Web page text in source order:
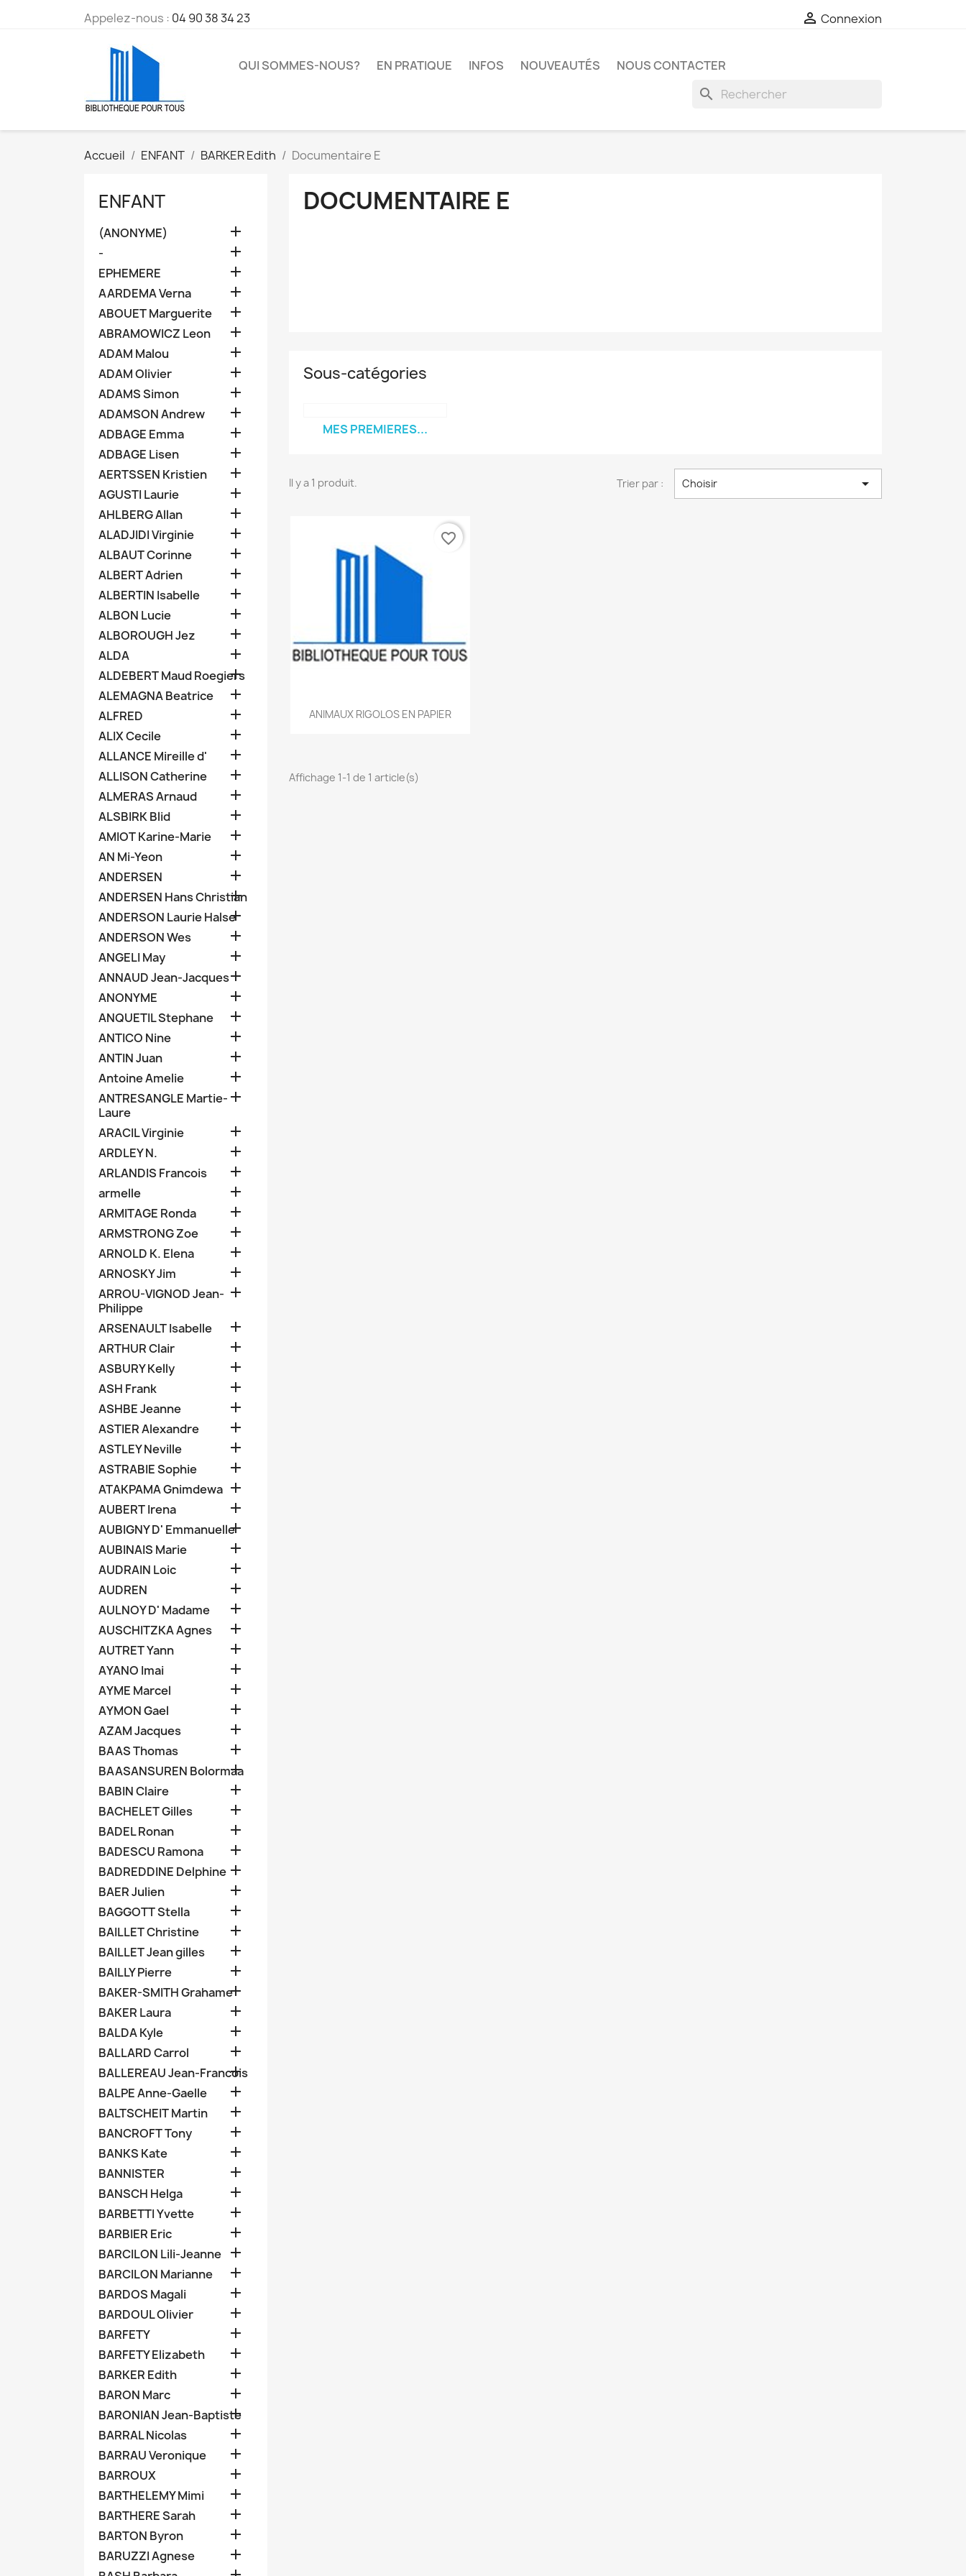
Appelez-nous : 04 90 38 34 23  Connexion
QUI SOMMES-NOUS? EN PRATIQUE INFOS NOUVEAUTÉS NOUS CONTACTER
search
Accueil ENFANT BARKER Edith Documentaire E
ENFANT
(ANONYME) 
- 
EPHEMERE 
AARDEMA Verna 
ABOUET Marguerite 
ABRAMOWICZ Leon 
ADAM Malou 
ADAM Olivier 
ADAMS Simon 
ADAMSON Andrew 
ADBAGE Emma 
ADBAGE Lisen 
AERTSSEN Kristien 
AGUSTI Laurie 
AHLBERG Allan 
ALADJIDI Virginie 
ALBAUT Corinne 
ALBERT Adrien 
ALBERTIN Isabelle 
ALBON Lucie 
ALBOROUGH Jez 
ALDA 
ALDEBERT Maud Roegiers

ALEMAGNA Beatrice 
ALFRED 
ALIX Cecile 
ALLANCE Mireille d' 
ALLISON Catherine 
ALMERAS Arnaud 
ALSBIRK Blid 
AMIOT Karine-Marie 
AN Mi-Yeon 
ANDERSEN 
ANDERSEN Hans Christian

ANDERSON Laurie Halse

ANDERSON Wes 
ANGELI May 
ANNAUD Jean-Jacques
ANONYME 
ANQUETIL Stephane 
ANTICO Nine 
ANTIN Juan 
Antoine Amelie 
ANTRESANGLE Martie-
Laure

ARACIL Virginie 
ARDLEY N. 
ARLANDIS Francois 
armelle 
ARMITAGE Ronda 
ARMSTRONG Zoe 
ARNOLD K. Elena 
ARNOSKY Jim 
ARROU-VIGNOD Jean-
Philippe

ARSENAULT Isabelle 
ARTHUR Clair 
ASBURY Kelly 
ASH Frank 
ASHBE Jeanne 
ASTIER Alexandre 
ASTLEY Neville 
ASTRABIE Sophie 
ATAKPAMA Gnimdewa 
AUBERT Irena 
AUBIGNY D' Emmanuelle
AUBINAIS Marie 
AUDRAIN Loic 
AUDREN 
AULNOY D' Madame 
AUSCHITZKA Agnes 
AUTRET Yann 
AYANO Imai 
AYME Marcel 
AYMON Gael 
AZAM Jacques 
BAAS Thomas 
BAASANSUREN Bolormaa

BABIN Claire 
BACHELET Gilles 
BADEL Ronan 
BADESCU Ramona 
BADREDDINE Delphine 
BAER Julien 
BAGGOTT Stella 
BAILLET Christine 
BAILLET Jean gilles 
BAILLY Pierre 
BAKER-SMITH Grahame
BAKER Laura 
BALDA Kyle 
BALLARD Carrol 
BALLEREAU Jean-Francois

BALPE Anne-Gaelle 
BALTSCHEIT Martin 
BANCROFT Tony 
BANKS Kate 
BANNISTER 
BANSCH Helga 
BARBETTI Yvette 
BARBIER Eric 
BARCILON Lili-Jeanne 
BARCILON Marianne 
BARDOS Magali 
BARDOUL Olivier 
BARFETY 
BARFETY Elizabeth 
BARKER Edith 
BARON Marc 
BARONIAN Jean-Baptiste

BARRAL Nicolas 
BARRAU Veronique 
BARROUX 
BARTHELEMY Mimi 
BARTHERE Sarah 
BARTON Byron 
BARUZZI Agnese 
DOCUMENTAIRE E
Sous-catégories
MES PREMIERES...
Il y a 1 produit. Trier par : Choisir 
Aperçu rapide
ANIMAUX RIGOLOS EN PAPIER
favorite_border
Affichage 1-1 de 1 article(s)